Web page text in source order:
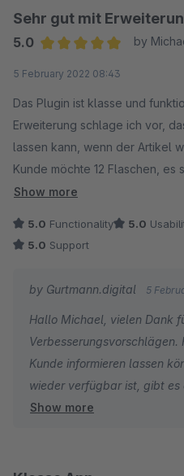
Sehr gut mit
5.0
by
5 February 2022 08:43
Das Plugin ist klasse und
Erweiterung schlage ich vor,
lassen kann, wenn der Artikel
Kunde möchte 12 Flaschen, es
wäre auch, wenn man den
Show more
5.0 Functionality 5.0
5.0 Support
by Gurtmann.digital 5
Hallo Michael, vielen Dank
Verbesserungsvorschlägen.
Kunde informieren lassen
wieder verfügbar ist, gibt es
Hersteller "Shop Studio" hier
Show more